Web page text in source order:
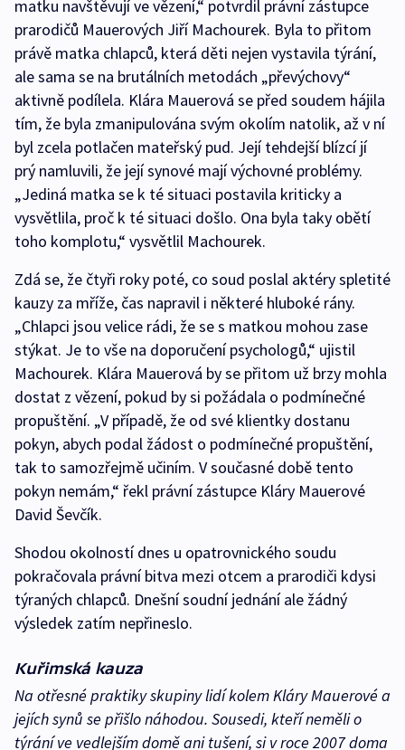
matku navštěvují ve vězení,“ potvrdil právní zástupce
prarodičů Mauerových Jiří Machourek. Byla to přitom
právě matka chlapců, která děti nejen vystavila týrání,
ale sama se na brutálních metodách „převýchovy“
aktivně podílela. Klára Mauerová se před soudem hájila
tím, že byla zmanipulována svým okolím natolik, až v ní
byl zcela potlačen mateřský pud. Její tehdejší blízcí jí
prý namluvili, že její synové mají výchovné problémy.
„Jediná matka se k té situaci postavila kriticky a
vysvětlila, proč k té situaci došlo. Ona byla taky obětí
toho komplotu,“ vysvětlil Machourek.
Zdá se, že čtyři roky poté, co soud poslal aktéry spletité
kauzy za mříže, čas napravil i některé hluboké rány.
„Chlapci jsou velice rádi, že se s matkou mohou zase
stýkat. Je to vše na doporučení psychologů,“ ujistil
Machourek. Klára Mauerová by se přitom už brzy mohla
dostat z vězení, pokud by si požádala o podmínečné
propuštění. „V případě, že od své klientky dostanu
pokyn, abych podal žádost o podmínečné propuštění,
tak to samozřejmě učiním. V současné době tento
pokyn nemám,“ řekl právní zástupce Kláry Mauerové
David Ševčík.
Shodou okolností dnes u opatrovnického soudu
pokračovala právní bitva mezi otcem a prarodiči kdysi
týraných chlapců. Dnešní soudní jednání ale žádný
výsledek zatím nepřineslo.
Kuřimská kauza
Na otřesné praktiky skupiny lidí kolem Kláry Mauerové a
jejích synů se přišlo náhodou. Sousedi, kteří neměli o
týrání ve vedlejším domě ani tušení, si v roce 2007 doma